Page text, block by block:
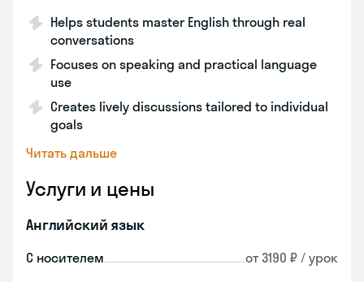
Helps students master English through real
conversations
Focuses on speaking and practical language
use
Creates lively discussions tailored to individual
goals
Читать дальше
Услуги и цены
Английский язык
С носителем от 3190 ₽ / урок